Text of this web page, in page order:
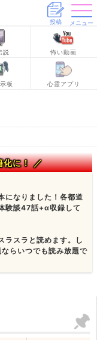
投稿 メニュー
説 怖い動画
板 心霊アプリ
化に！ ／
になりました！各都道
験談47話+α収録して
ラスラと読めます。し
らいつでも読み放題で